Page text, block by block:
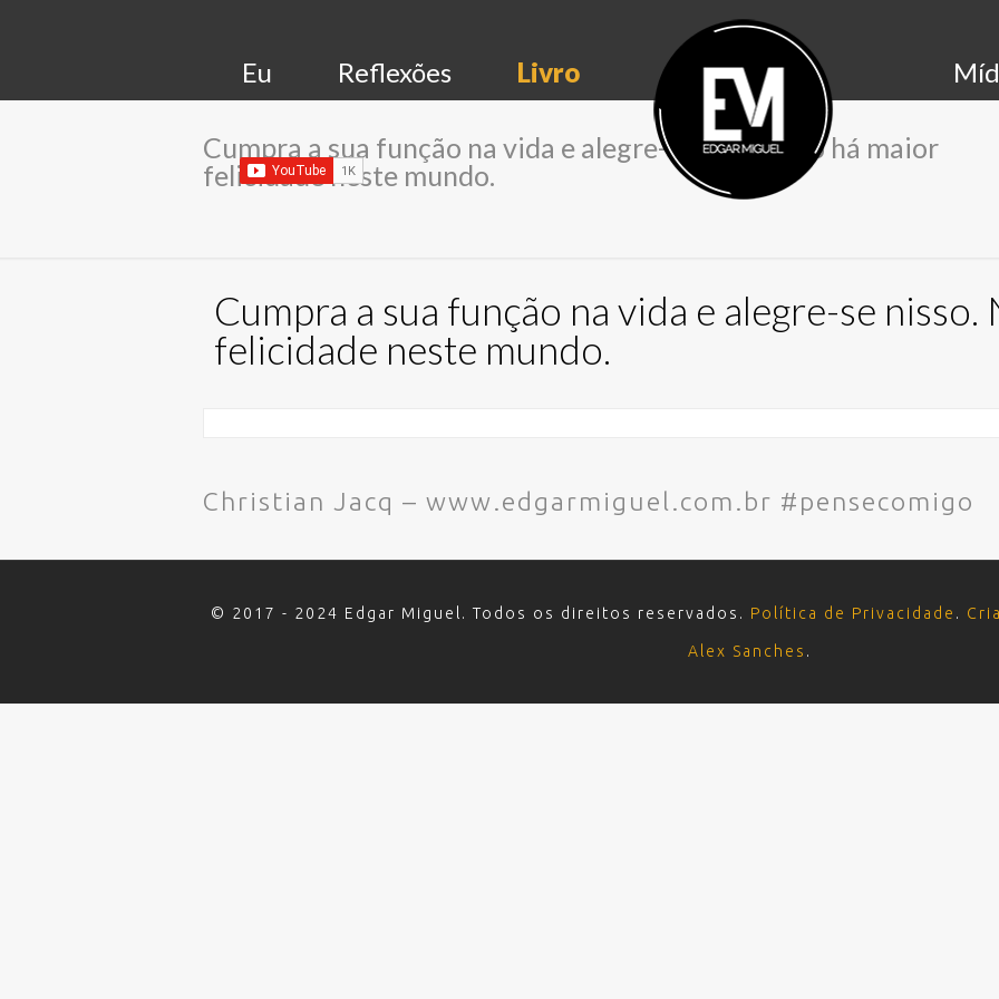
Eu Reflexões Livro
Cumpra a sua função na vida e alegre-se nisso. Não há maior
felicidade neste mundo.
Cumpra a sua função na vida e alegre-se nisso.
felicidade neste mundo.
Christian Jacq – www.edgarmiguel.com.br #pensecomigo
© 2017 - 2024 Edgar Miguel. Todos os direitos reservados. Política de Privacidade .
Alex Sanches .